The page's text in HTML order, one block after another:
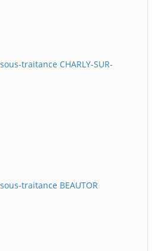
traitance CHARLY-SUR-
traitance BEAUTOR